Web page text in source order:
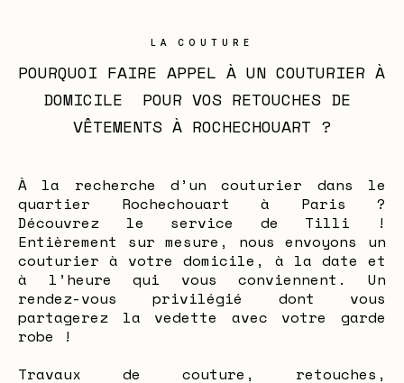
LA COUTURE
POURQUOI FAIRE APPEL À UN COUTURIER À
DOMICILE  POUR VOS RETOUCHES DE
VÊTEMENTS À ROCHECHOUART ?
À la recherche d’un couturier dans le
quartier Rochechouart à Paris ?
Découvrez le service de Tilli !
Entièrement sur mesure, nous envoyons un
couturier à votre domicile, à la date et
à l’heure qui vous conviennent. Un
rendez-vous privilégié dont vous
partagerez la vedette avec votre garde
robe !
Travaux de couture, retouches,